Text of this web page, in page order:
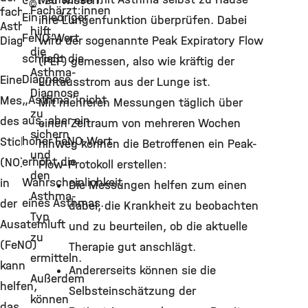
fachärztlichen
Asthma-
Diagnose
Eine
Messung
des
Stickstoffmonoxids
(NO)
in
der
Ausatemluft
(FeNO)
kann
helfen,
Ein niedriger
FeNO-Wert
schließt die
Diagnose
„Asthma“ nicht
aus, aber ein
hoher FeNO-Wert
erhöht die
Wahrscheinlichkeit
eines Asthmas.
©
Fachärzt:innen
hilft,
die
Asthma-
Diagnose
zu
sichern
und
den
Asthma-
Typ
zu
ermitteln.
Außerdem
können
ihre Lungenfunktion überprüfen. Dabei
wird der sogenannte Peak Expiratory Flow
(PEF) gemessen, also wie kräftig der
Luftausstrom aus der Lunge ist.
Mit mehreren Messungen täglich über
einen Zeitraum von mehreren Wochen
hinweg können die Betroffenen ein Peak-
Flow-Protokoll erstellen:
Die Messungen helfen zum einen
dabei, die Krankheit zu beobachten
und zu beurteilen, ob die aktuelle
Therapie gut anschlägt.
Andererseits können sie die
Selbsteinschätzung der